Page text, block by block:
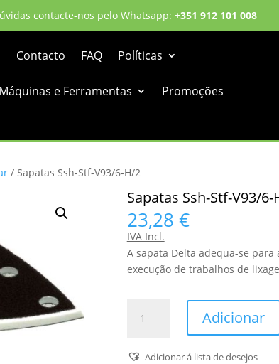
contacte-nos pelo Whatsapp: +351 912 101 008
Contacto FAQ Políticas
Máquinas e Ferramentas
Promoções
/ Sapatas Ssh-Stf-V93/6-H/2
Sapatas Ssh-Stf-V93/6-
23,28 €
IVA Incl.
A sapata Delta adequa-se para
execução de trabalhos de
Ssh-
Adicionar
Adicionar á lista de desejos